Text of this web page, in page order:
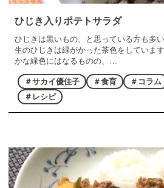
ひじき入りポテトサラダ
ひじきは黒いもの、と思っている方も多
生のひじきは緑がかった茶色をしていま
かな緑色にはなるものの、…
＃サカイ優佳子 ＃食育
＃コラム
＃レシピ